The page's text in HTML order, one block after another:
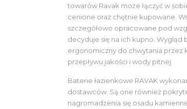
towarów Ravak może łączyć w
cenione oraz chętnie kupowane.
szczegółowo opracowane pod
decyduje się na ich kupno. Wygląd
ergonomiczny do chwytania przez
przepływu jakości i wody pitnej.
Baterie łazienkowe RAVAK
dostawców. Są one również
nagromadzenia się osadu